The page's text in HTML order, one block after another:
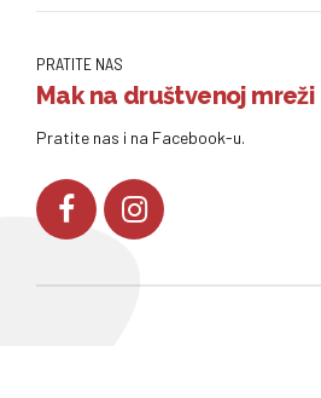
PRATITE NAS
Mak na društvenoj mreži
Pratite nas i na Facebook-u.